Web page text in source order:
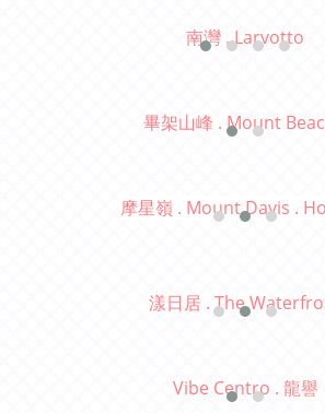
南灣 . Larvotto
畢架山峰 . Mount
摩星嶺 . Mount Davis .
漾日居 . The
Vibe Centro . 龍譽